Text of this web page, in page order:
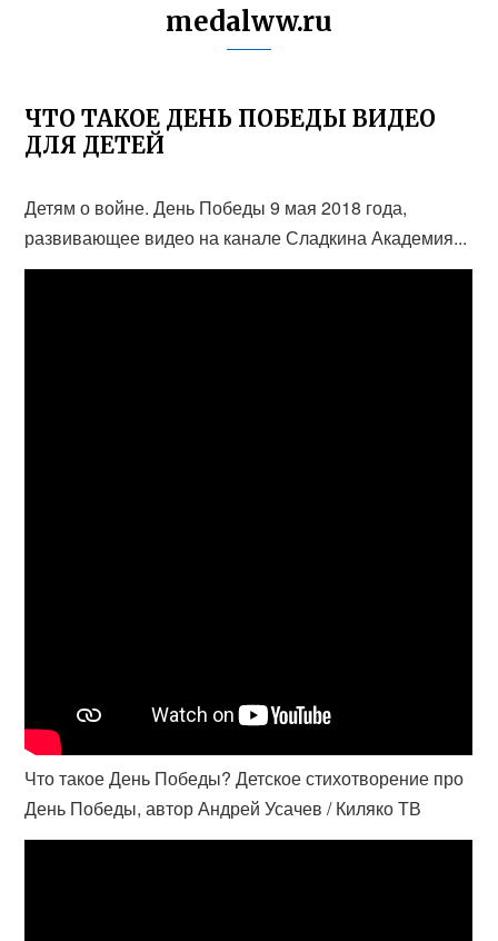
medalww.ru
ЧТО ТАКОЕ ДЕНЬ ПОБЕДЫ ВИДЕО
ДЛЯ ДЕТЕЙ
Детям о войне. День Победы 9 мая 2018 года,
развивающее видео на канале Сладкина Академия...
Что такое День Победы? Детское стихотворение про
День Победы, автор Андрей Усачев / Киляко ТВ